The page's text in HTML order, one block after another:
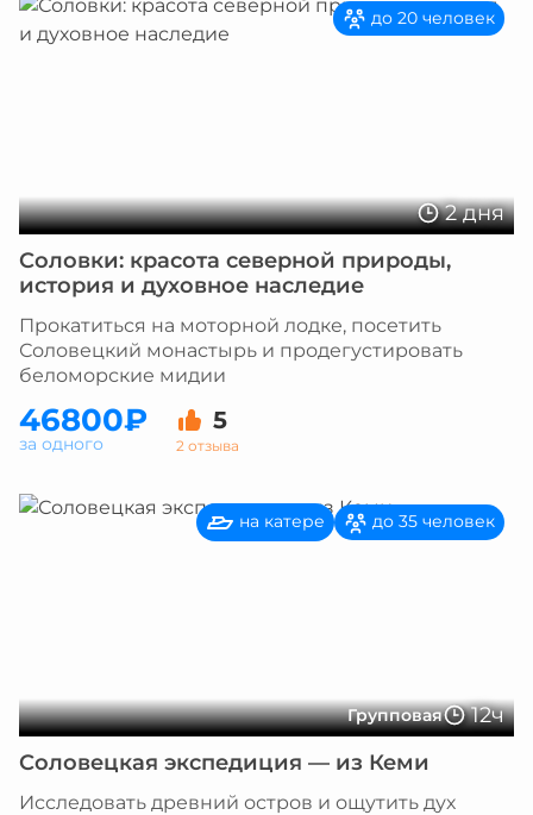
2 дня
до 20 человек
Соловки: красота северной природы,
история и духовное наследие
Прокатиться на моторной лодке, посетить
Соловецкий монастырь и продегустировать
беломорские мидии
46800₽ 5
2 отзыва
за одного
Групповая 12ч
на катере до 35 человек
Соловецкая экспедиция — из Кеми
Исследовать древний остров и ощутить дух